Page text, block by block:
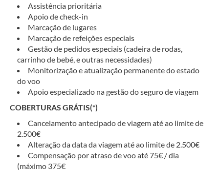
Assistência prioritária
Apoio de check-in
Marcação de lugares
Marcação de refeições especiais
Gestão de pedidos especiais (cadeira de rodas,
carrinho de bebé, e outras necessidades)
Monitorização e atualização permanente do estado
do voo
Apoio especializado na gestão do seguro de viagem
COBERTURAS GRÁTIS(*)
Cancelamento antecipado de viagem até ao limite de
2.500€
Alteração da data da viagem até ao limite de 2.500€
Compensação por atraso de voo até 75€ / dia
(máximo 375€